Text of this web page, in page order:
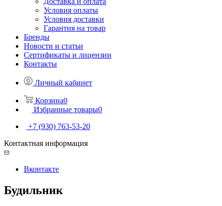
Условия оплаты
Условия доставки
Гарантия на товар
Бренды
Новости и статьи
Сертификаты и лицензии
Контакты
Личный кабинет
Корзина0
Избранные товары0
+7 (930) 763-53-20
Контактная информация
Вконтакте
Будильник